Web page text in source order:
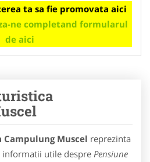
ta sa fie promovata aici
ne completand formularul
de aici
Campulung Muscel reprezinta
informatii utile despre Pensiune